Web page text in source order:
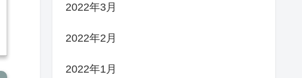
2022年3月
2022年2月
2022年1月